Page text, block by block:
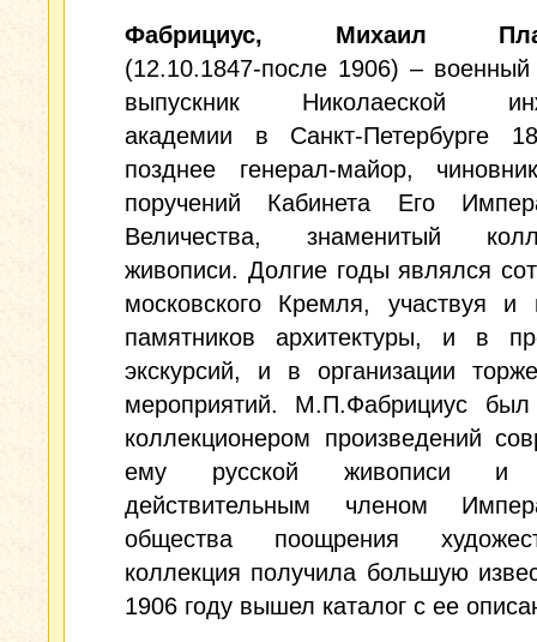
Фабрициус, Михаил
(12.10.1847-после 1906) –
выпускник Николаеской
академии в Санкт-Петербурге
позднее генерал-майор,
поручений Кабинета Его
Величества, знаменитый
живописи. Долгие годы являлся
московского Кремля, участвуя и
памятников архитектуры, и в
экскурсий, и в организации
мероприятий. М.П.Фабрициус
коллекционером произведений
ему русской живописи и
действительным членом
общества поощрения
коллекция получила большую
1906 году вышел каталог с ее